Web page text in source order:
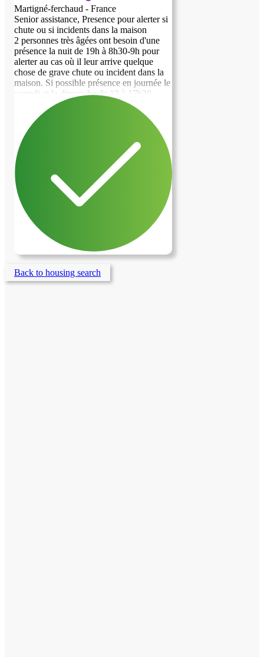
Martigné-ferchaud - France
Senior assistance, Presence pour alerter si
chute ou si incidents dans la maison
2 personnes très âgées ont besoin d'une
présence la nuit de 19h à 8h30-9h pour
alerter au cas où il leur arrive quelque
chose de grave chute ou incident dans la
maison. Si possible présence en journée le
samedi et la dimanche de 13 à 17h30.
Back to housing search